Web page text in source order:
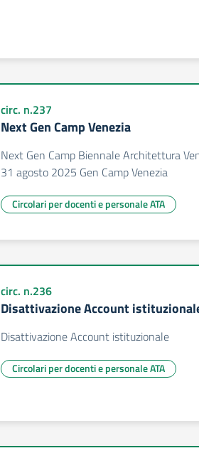
circ. n.237
Next Gen Camp Venezia
Next Gen Camp Biennale Architettura
31 agosto 2025 Gen Camp Venezia
Circolari per docenti e personale ATA
circ. n.236
Disattivazione Account
Disattivazione Account istituzionale
Circolari per docenti e personale ATA